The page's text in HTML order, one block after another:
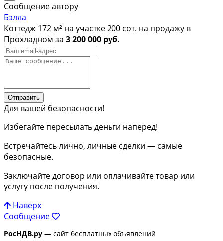
Сообщение автору
Бэлла
Коттедж 172 м² на участке 200 сот. на продажу в
Прохладном за 3 200 000 руб.
Отправить
Для вашей безопасности!
Избегайте пересылать деньги наперед!
Встречайтесь лично, личные сделки — самые
безопасные.
Заключайте договор или оплачивайте товар или
услугу после получения.
Наверх
Сообщение
РосНДВ.ру — сайт бесплатных объявлений